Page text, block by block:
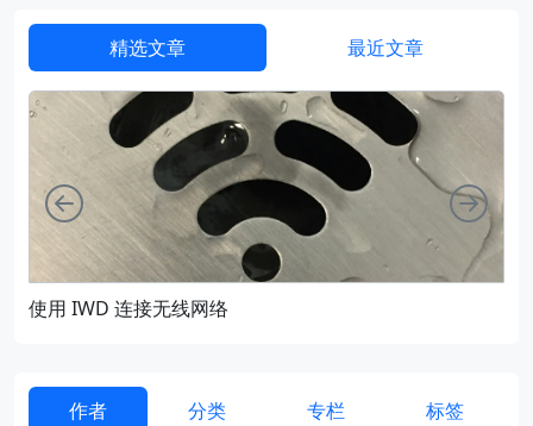
精选文章 最近文章
使用 IWD 连接无线网络
向左 向右
作者 分类 专栏 标签